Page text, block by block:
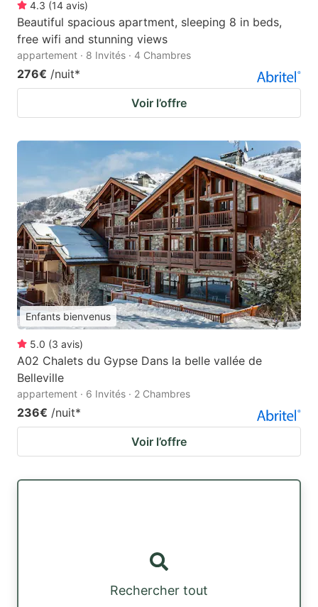
4.3 (14 avis)
Beautiful spacious apartment, sleeping 8 in beds,
free wifi and stunning views
appartement · 8 Invités · 4 Chambres
276€ /nuit*
Voir l’offre
Enfants bienvenus
5.0 (3 avis)
A02 Chalets du Gypse Dans la belle vallée de
Belleville
appartement · 6 Invités · 2 Chambres
236€ /nuit*
Voir l’offre
Rechercher tout